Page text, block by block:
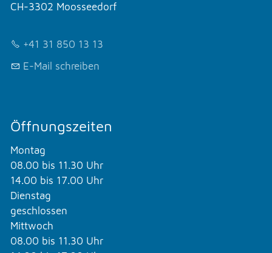
CH-3302 Moosseedorf
+41 31 850 13 13
E-Mail schreiben
Öffnungszeiten
Montag
08.00 bis 11.30 Uhr
14.00 bis 17.00 Uhr
Dienstag
geschlossen
Mittwoch
08.00 bis 11.30 Uhr